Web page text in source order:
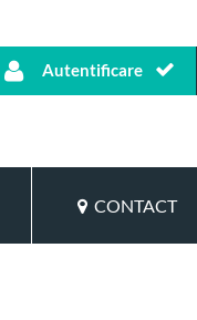
Autentificare
CONTACT